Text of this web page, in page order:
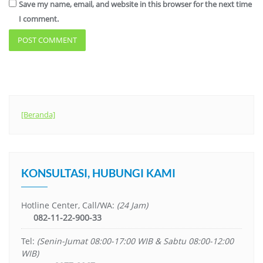
Save my name, email, and website in this browser for the next time
I comment.
[Beranda]
KONSULTASI, HUBUNGI KAMI
Hotline Center, Call/WA: (24 Jam)
082-11-22-900-33
Tel: (Senin-Jumat 08:00-17:00 WIB & Sabtu 08:00-12:00
WIB)